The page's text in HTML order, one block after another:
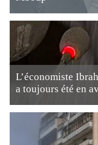
L’économiste
a toujours été en